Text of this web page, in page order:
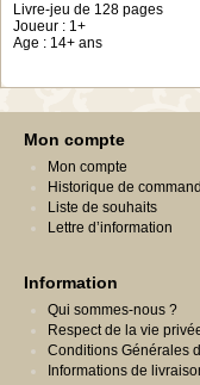
Livre-jeu de 128 pages
Joueur : 1+
Age : 14+ ans
Mon compte
Mon compte
Historique de
Liste de souhaits
Lettre d’information
Information
Qui sommes-nous ?
Respect de la vie
Conditions Générales
Informations de